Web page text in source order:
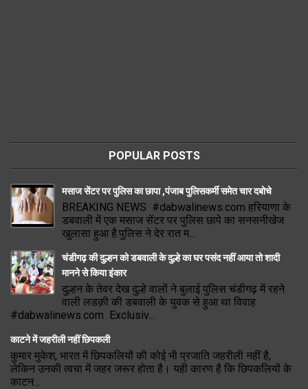
POPULAR POSTS
मसाज सेंटर पर पुलिस का छापा ,पंजाब पुलिसकर्मी समेत चार दबोचे
BREAKING NEWS #dabwalinews.com हरियाणा के
डबवाली में एक मसाज सेंटर पर पुलिस छापे का सनसनीखेज
खुलासा हुआ है.पुलिस ने देर रात म...
चंडीगढ़ की दुल्हन को डबवाली के दुल्हे का घर पसंद नहीं आया तो शादी
मानने से किया इंकार
दुल्हन के तेवर देख दुल्हे वालों ने बुलाई पुलिस चंडीगढ़ में रहने
वाली लडक़ी की डबवाली के युवक से हुआ था विवाह
#dabwalinews.com Exclusiv...
काटने में जहरीली नहीं छिपकली
कुमार मुकेश, भारत में छिपकलियों की कोई भी प्रजाति जहरीली नहीं है,
लेकिन उनकी त्वचा में जहर जरूर होता है। यही कारण है कि छिपकलियों के
काटन...